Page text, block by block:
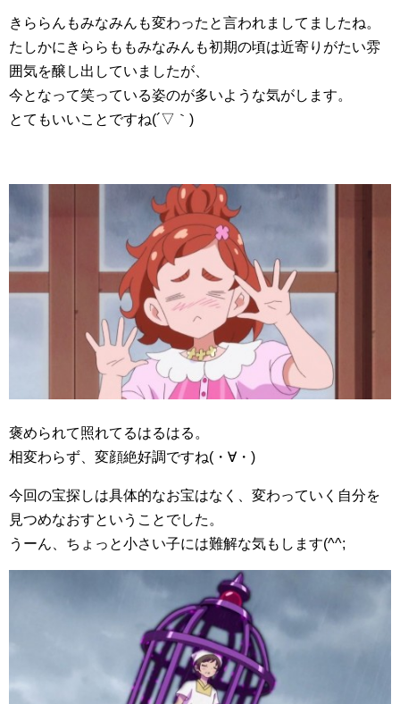
きららんもみなみんも変わったと言われましてましたね。
たしかにきららももみなみんも初期の頃は近寄りがたい雰
囲気を醸し出していましたが、
今となって笑っている姿のが多いような気がします。
とてもいいことですね(´▽｀)
褒められて照れてるはるはる。
相変わらず、変顔絶好調ですね(・∀・)
今回の宝探しは具体的なお宝はなく、変わっていく自分を
見つめなおすということでした。
うーん、ちょっと小さい子には難解な気もします(^^;